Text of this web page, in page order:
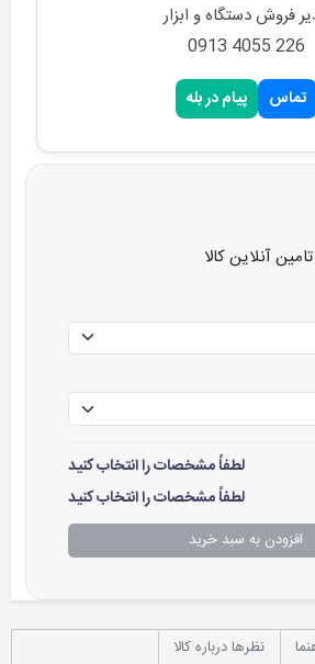
فروش دستگاه و ابزار
226 4055 0913
تماس پیام در بله
آنلاین کالا
لطفاً مشخصات را انتخاب کنید
لطفاً مشخصات را انتخاب کنید
افزودن به سبد خرید
نظرها درباره کالا